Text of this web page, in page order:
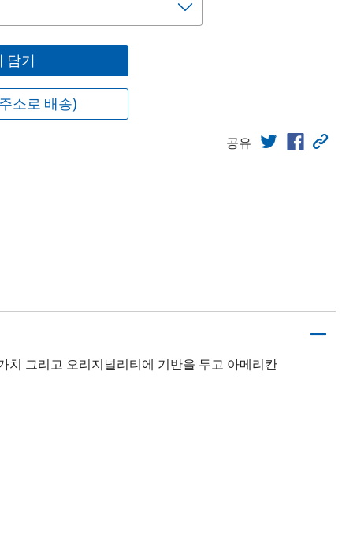
담기
소로 배송)
공유
치 그리고 오리지널리티에 기반을 두고 아메리칸